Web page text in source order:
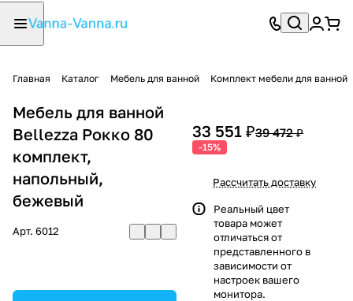
Главная Каталог Мебель для ванной Комплект мебели для ванной
Мебель для ванной
Bellezza Рокко 80
комплект,
напольный,
бежевый
Арт. 6012
33 551 ₽39 472 ₽
-15%
Рассчитать доставку
Реальный цвет
товара может
отличаться от
представленного в
зависимости от
настроек вашего
монитора.